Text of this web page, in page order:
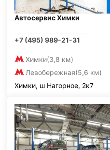
Автосервис Химки
+7 (495) 989-21-31
Химки(3,8 км)
Левобережная(5,6 км)
Химки, ш Нагорное, 2к7